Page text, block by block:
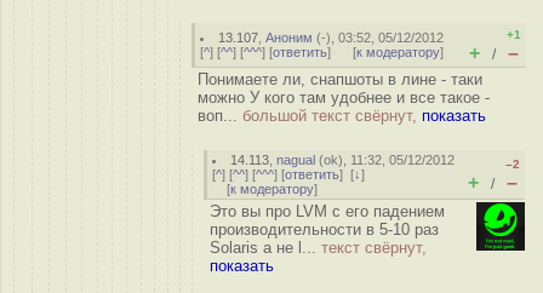
13.107 ,Аноним (-), 03:52, 05/12/2012
[^] [^^] [^^^] [ответить] [к модератору]
+1
+ / –
Понимаете ли, снапшоты в лине - таки
можно У кого там удобнее и все такое -
воп... большой текст свёрнут, показать
14.113 ,nagual (ok), 11:32, 05/12/2012
[^] [^^] [^^^] [ответить] [↓]
[к модератору]
–2
+ / –
Это вы про LVM с его падением
производительности в 5-10 раз
Solaris а не l... текст свёрнут,
показать